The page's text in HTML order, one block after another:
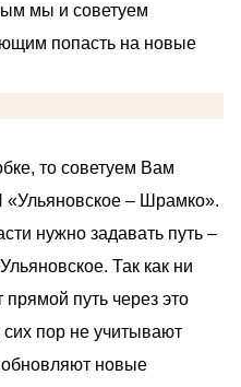
мы и советуем
попасть на новые
то советуем Вам
«Ульяновское – Шрамко».
нужно задавать путь –
Так как ни
путь через это
пор не учитывают
новые